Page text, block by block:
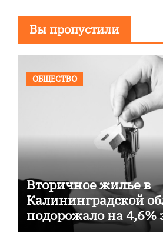
Вы пропустили
ОБЩЕСТВО
Вторичное жилье в
Калининградской
подорожало на 4,6%